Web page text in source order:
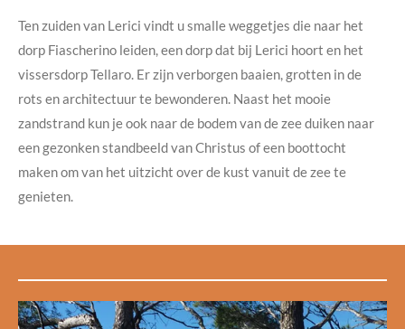
Ten zuiden van Lerici vindt u smalle weggetjes die naar het
dorp Fiascherino leiden, een dorp dat bij Lerici hoort en het
vissersdorp Tellaro. Er zijn verborgen baaien, grotten in de
rots en architectuur te bewonderen. Naast het mooie
zandstrand kun je ook naar de bodem van de zee duiken naar
een gezonken standbeeld van Christus of een boottocht
maken om van het uitzicht over de kust vanuit de zee te
genieten.